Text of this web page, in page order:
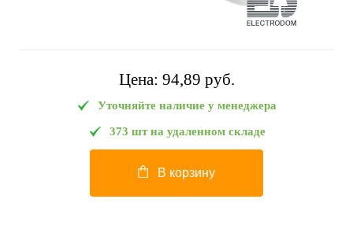
Цена: 94,89 pуб.
Уточняйте наличие у менеджера
373 шт на удаленном складе
В корзину